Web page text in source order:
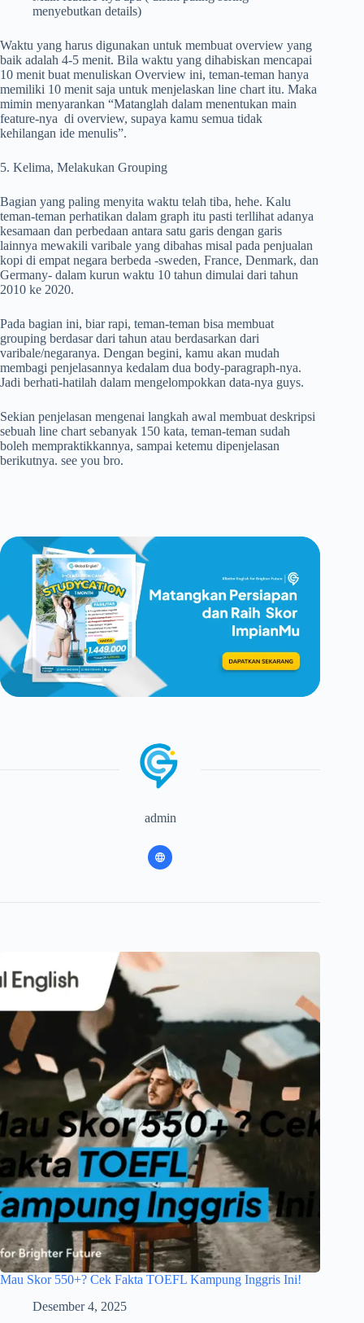
menyebutkan details)
Waktu yang harus digunakan untuk membuat overview yang
baik adalah 4-5 menit. Bila waktu yang dihabiskan mencapai
10 menit buat menuliskan Overview ini, teman-teman hanya
memiliki 10 menit saja untuk menjelaskan line chart itu. Maka
mimin menyarankan “Matanglah dalam menentukan main
feature-nya di overview, supaya kamu semua tidak
kehilangan ide menulis”.
5. Kelima, Melakukan Grouping
Bagian yang paling menyita waktu telah tiba, hehe. Kalu
teman-teman perhatikan dalam graph itu pasti terllihat adanya
kesamaan dan perbedaan antara satu garis dengan garis
lainnya mewakili varibale yang dibahas misal pada penjualan
kopi di empat negara berbeda -sweden, France, Denmark, dan
Germany- dalam kurun waktu 10 tahun dimulai dari tahun
2010 ke 2020.
Pada bagian ini, biar rapi, teman-teman bisa membuat
grouping berdasar dari tahun atau berdasarkan dari
varibale/negaranya. Dengan begini, kamu akan mudah
membagi penjelasannya kedalam dua body-paragraph-nya.
Jadi berhati-hatilah dalam mengelompokkan data-nya guys.
Sekian penjelasan mengenai langkah awal membuat deskripsi
sebuah line chart sebanyak 150 kata, teman-teman sudah
boleh mempraktikkannya, sampai ketemu dipenjelasan
berikutnya. see you bro.
admin
Mau Skor 550+? Cek Fakta TOEFL Kampung Inggris Ini!
Desember 4, 2025